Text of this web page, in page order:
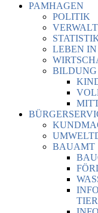
PAMHAGEN
POLITIK
LEBEN
BILDUNG
BAUAMT